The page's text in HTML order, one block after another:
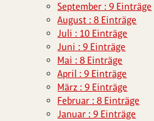
September : 9 Einträge
August : 8 Einträge
Juli : 10 Einträge
Juni : 9 Einträge
Mai : 8 Einträge
April : 9 Einträge
März : 9 Einträge
Februar : 8 Einträge
Januar : 9 Einträge